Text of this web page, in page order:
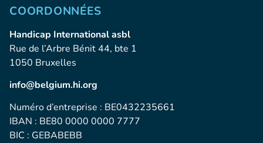
COORDONNÉES
Handicap International asbl
Rue de l’Arbre Bénit 44, bte 1
1050 Bruxelles
info@belgium.hi.org
Numéro d’entreprise : BE0432235661
IBAN : BE80 0000 0000 7777
BIC : GEBABEBB